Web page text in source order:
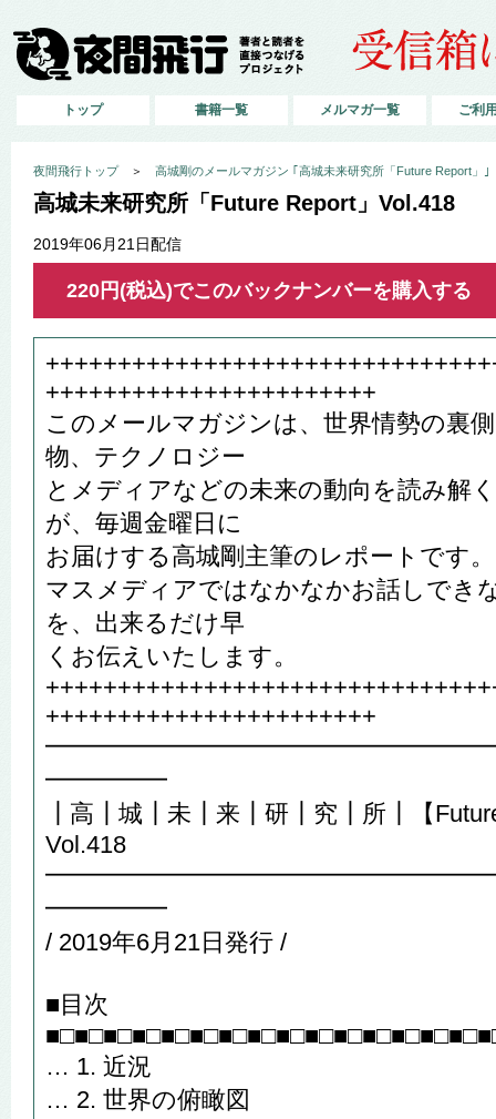
トップ 書籍一覧 メルマガ一覧 ご利
夜間飛行トップ＞ 高城剛のメールマガジン ｢高城未来研究所「Future Report」｣
高城未来研究所「Future Report」Vol.418
2019年06月21日配信
220円(税込)でこのバックナンバーを購入する
+++++++++++++++++++++++
このメールマガジンは、世界情勢の裏
物、テクノロジー
とメディアなどの未来の動向を読み解
が、毎週金曜日に
お届けする高城剛主筆のレポートです。
マスメディアではなかなかお話しでき
を、出来るだけ早
くお伝えいたします。
+++++++++++++++++++++++
━━━━━
┃高┃城┃未┃来┃研┃究┃所┃【Future
Vol.418
━━━━━
/ 2019年6月21日発行 /
■目次
… 1. 近況
… 2. 世界の俯瞰図